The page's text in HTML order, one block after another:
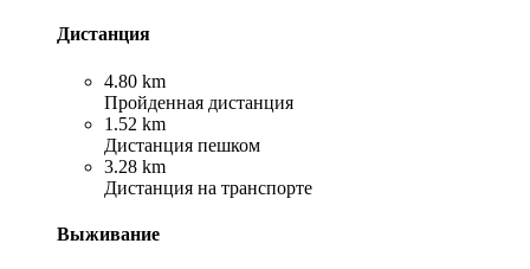
Дистанция
4.80 km
Пройденная дистанция
1.52 km
Дистанция пешком
3.28 km
Дистанция на транспорте
Выживание